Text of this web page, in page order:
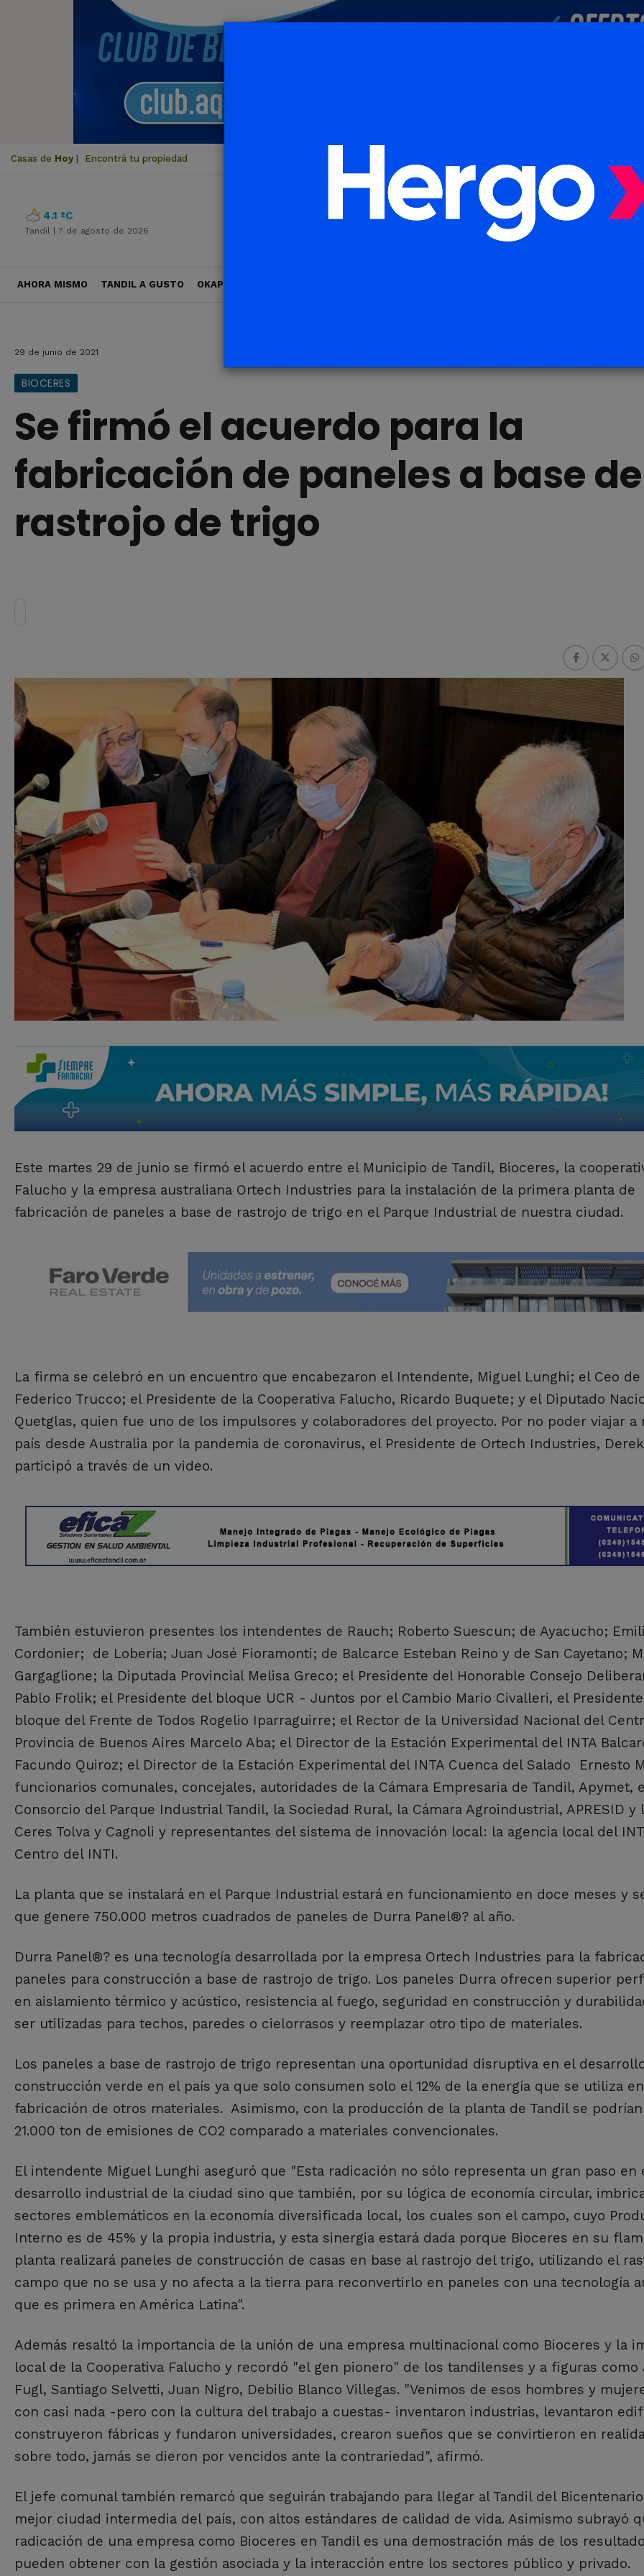
Casas de Hoy Encontrá tu propiedad
4.1 ºC
Tandil | 7 de agosto de 2026
AHORA MISMO TANDIL A GUSTO OKAPI VIAJES
29 de junio de 2021
BIOCERES
Se firmó el acuerdo para la
fabricación de paneles a base de
rastrojo de trigo
Este martes 29 de junio se firmó el acuerdo entre el Municipio de Tandil, Bioceres, la
Falucho y la empresa australiana Ortech Industries para la instalación de la primera planta de
fabricación de paneles a base de rastrojo de trigo en el Parque Industrial de nuestra ciudad.
La firma se celebró en un encuentro que encabezaron el Intendente, Miguel Lunghi; el Ceo de
Federico Trucco; el Presidente de la Cooperativa Falucho, Ricardo Buquete; y el Diputado
Quetglas, quien fue uno de los impulsores y colaboradores del proyecto. Por no poder viajar a
país desde Australia por la pandemia de coronavirus, el Presidente de Ortech Industries,
participó a través de un video.
También estuvieron presentes los intendentes de Rauch; Roberto Suescun; de Ayacucho;
Cordonier; de Lobería; Juan José Fioramonti; de Balcarce Esteban Reino y de San Cayetano;
Gargaglione; la Diputada Provincial Melisa Greco; el Presidente del Honorable Consejo
Pablo Frolik; el Presidente del bloque UCR - Juntos por el Cambio Mario Civalleri, el
bloque del Frente de Todos Rogelio Iparraguirre; el Rector de la Universidad Nacional del
Provincia de Buenos Aires Marcelo Aba; el Director de la Estación Experimental del INTA
Facundo Quiroz; el Director de la Estación Experimental del INTA Cuenca del Salado Ernesto
funcionarios comunales, concejales, autoridades de la Cámara Empresaria de Tandil, Apymet,
Consorcio del Parque Industrial Tandil, la Sociedad Rural, la Cámara Agroindustrial, APRESID y
Ceres Tolva y Cagnoli y representantes del sistema de innovación local: la agencia local del
Centro del INTI.
La planta que se instalará en el Parque Industrial estará en funcionamiento en doce meses y
que genere 750.000 metros cuadrados de paneles de Durra Panel®? al año.
Durra Panel®? es una tecnología desarrollada por la empresa Ortech Industries para la
paneles para construcción a base de rastrojo de trigo. Los paneles Durra ofrecen superior
en aislamiento térmico y acústico, resistencia al fuego, seguridad en construcción y
ser utilizadas para techos, paredes o cielorrasos y reemplazar otro tipo de materiales.
Los paneles a base de rastrojo de trigo representan una oportunidad disruptiva en el
construcción verde en el país ya que solo consumen solo el 12% de la energía que se utiliza
fabricación de otros materiales. Asimismo, con la producción de la planta de Tandil se
21.000 ton de emisiones de CO2 comparado a materiales convencionales.
El intendente Miguel Lunghi aseguró que "Esta radicación no sólo representa un gran paso en
desarrollo industrial de la ciudad sino que también, por su lógica de economía circular,
sectores emblemáticos en la economía diversificada local, los cuales son el campo, cuyo
Interno es de 45% y la propia industria, y esta sinergia estará dada porque Bioceres en su
planta realizará paneles de construcción de casas en base al rastrojo del trigo, utilizando el
campo que no se usa y no afecta a la tierra para reconvertirlo en paneles con una tecnología
que es primera en América Latina".
Además resaltó la importancia de la unión de una empresa multinacional como Bioceres y la
local de la Cooperativa Falucho y recordó "el gen pionero" de los tandilenses y a figuras como
Fugl, Santiago Selvetti, Juan Nigro, Debilio Blanco Villegas. "Venimos de esos hombres y
con casi nada -pero con la cultura del trabajo a cuestas- inventaron industrias, levantaron
construyeron fábricas y fundaron universidades, crearon sueños que se convirtieron en
sobre todo, jamás se dieron por vencidos ante la contrariedad", afirmó.
El jefe comunal también remarcó que seguirán trabajando para llegar al Tandil del
mejor ciudad intermedia del país, con altos estándares de calidad de vida. Asimismo subrayó
radicación de una empresa como Bioceres en Tandil es una demostración más de los
pueden obtener con la gestión asociada y la interacción entre los sectores público y privado.